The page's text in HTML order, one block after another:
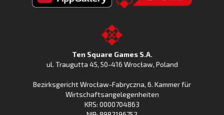
im
Apple
Store
Huawei
Gallery
to
the
Ten Square Games S.A.
ul. Traugutta 45, 50-416 Wrocław, Poland
Bezirksgericht Wrocław-Fabryczna, 6. Kammer für
Wirtschaftsangelegenheiten
KRS: 0000704863